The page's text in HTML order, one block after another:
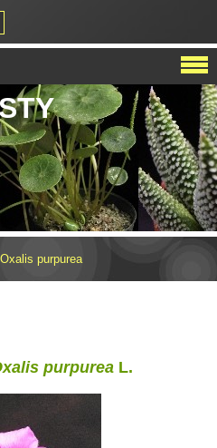
Oxalis purpurea
L.